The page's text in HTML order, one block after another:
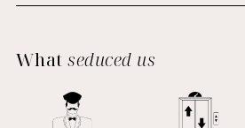
Whatseduced us